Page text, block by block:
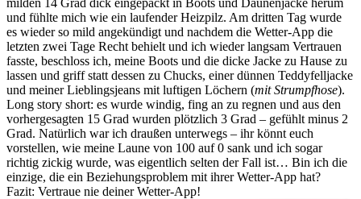
und fühlte mich wie ein laufender Heizpilz. Am dritten Tag wurde
es wieder so mild angekündigt und nachdem die Wetter-App die
letzten zwei Tage Recht behielt und ich wieder langsam Vertrauen
fasste, beschloss ich, meine Boots und die dicke Jacke zu Hause zu
lassen und griff statt dessen zu Chucks, einer dünnen Teddyfelljacke
und meiner Lieblingsjeans mit luftigen Löchern (mit Strumpfhose).
Long story short: es wurde windig, fing an zu regnen und aus den
vorhergesagten 15 Grad wurden plötzlich 3 Grad – gefühlt minus 2
Grad. Natürlich war ich draußen unterwegs – ihr könnt euch
vorstellen, wie meine Laune von 100 auf 0 sank und ich sogar
richtig zickig wurde, was eigentlich selten der Fall ist… Bin ich die
einzige, die ein Beziehungsproblem mit ihrer Wetter-App hat?
Fazit: Vertraue nie deiner Wetter-App!